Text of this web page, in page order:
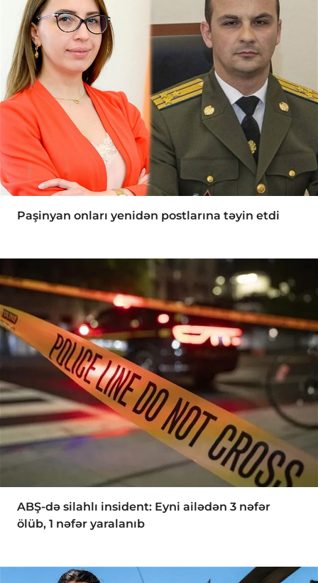
Paşinyan onları yenidən postlarına təyin etdi
ABŞ-də silahlı insident: Eyni ailədən 3 nəfər
ölüb, 1 nəfər yaralanıb